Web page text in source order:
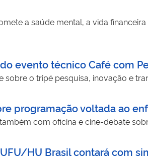
a saúde mental, a vida
evento técnico Café com
sobre o tripé pesquisa, inovação e
programação voltada ao
com oficina e cine-debate
HU Brasil contará com